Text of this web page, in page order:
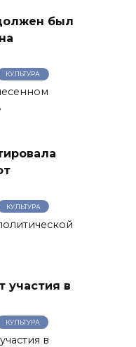
был
КУЛЬТУРА
КУЛЬТУРА
участия в
КУЛЬТУРА
в